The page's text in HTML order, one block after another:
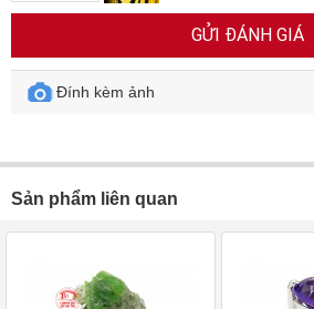
GỬI ĐÁNH GIÁ
Đính kèm ảnh
Sản phẩm liên quan